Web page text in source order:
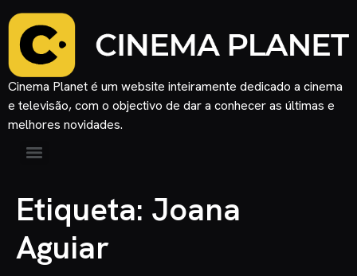
Cinema Planet é um website inteiramente dedicado a cinema
e televisão, com o objectivo de dar a conhecer as últimas e
melhores novidades.
Etiqueta: Joana
Aguiar